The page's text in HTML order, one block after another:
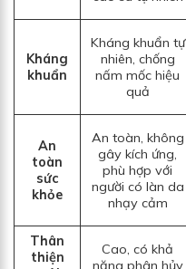
Kháng
khuẩn
Kháng khuẩn tự
nhiên, chống
nấm mốc hiệu
quả
An
toàn
sức
khỏe
An toàn, không
gây kích ứng,
phù hợp với
người có làn da
nhạy cảm
Thân
thiện
Cao, có khả
năng phân hủy